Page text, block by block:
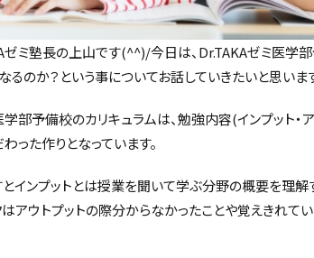
ゼミ塾長の上山です(^^)/今日は、Dr.TAKAゼミ医学
るのか？という事についてお話していきたいと思いま
部予備校のカリキュラムは、勉強内容(インプット・
った作りとなっています。
インプットとは授業を聞いて学ぶ分野の概要を理解
はアウトプットの際分からなかったことや覚えきれて